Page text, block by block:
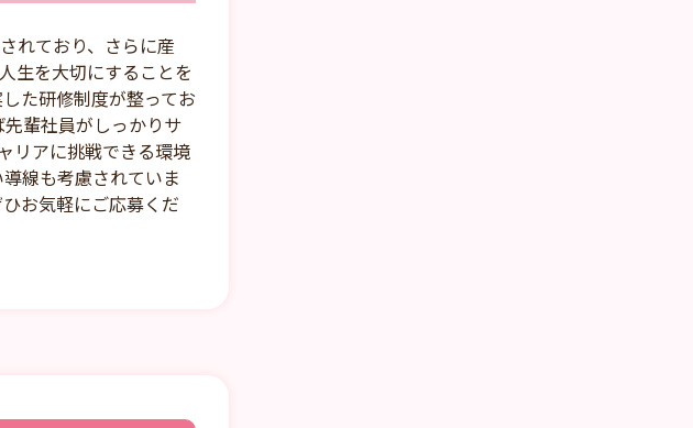
れており、さらに産
生を大切にすることを
た研修制度が整ってお
輩社員がしっかりサ
リアに挑戦できる環境
線も考慮されていま
お気軽にご応募くだ